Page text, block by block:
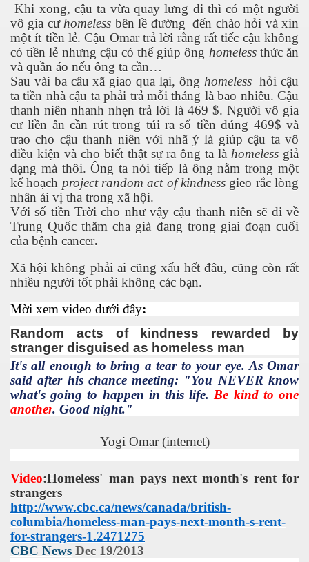
Khi xong, cậu ta vừa quay lưng đi thì có một người
vô gia cư homeless bên lề đường đến chào hỏi và xin
một ít tiền lẻ. Cậu Omar trả lời rằng rất tiếc cậu không
có tiền lẻ nhưng cậu có thể giúp ông homelessthức ăn
và quần áo nếu ông ta cần…
Sau vài ba câu xã giao qua lại, ông homeless hỏi cậu
ta tiền nhà cậu ta phải trả mỗi tháng là bao nhiêu. Cậu
thanh niên nhanh nhẹn trả lời là 469 $. Người vô gia
cư liền ân cần rút trong túi ra số tiền đúng 469$ và
trao cho cậu thanh niên với nhã ý là giúp cậu ta vô
điều kiện và cho biết thật sự ra ông ta là homeless giả
dạng mà thôi. Ông ta nói tiếp là ông nằm trong một
kế hoạch project random act of kindness gieo rắc lòng
nhân ái vị tha trong xã hội.
Với số tiền Trời cho như vậy cậu thanh niên sẽ đi về
Trung Quốc thăm cha già đang trong giai đoạn cuối
của bệnh cancer.
Xã hội không phải ai cũng xấu hết đâu, cũng còn rất
nhiều người tốt phải không các bạn.
Mời xem video dưới đây:
Random acts of kindness rewarded by
stranger disguised as homeless man
It's all enough to bring a tear to your eye. As Omar
said after his chance meeting: "You NEVER know
what's going to happen in this life. Be kind to one
another. Good night."
Yogi Omar (internet)
Video:Homeless' man pays next month's rent for
strangers
http://www.cbc.ca/news/canada/british-
columbia/homeless-man-pays-next-month-s-rent-
for-strangers-1.2471275
CBC News Dec 19/2013
Listeria
ngọt
ở Hoa Kỳ năm 2015